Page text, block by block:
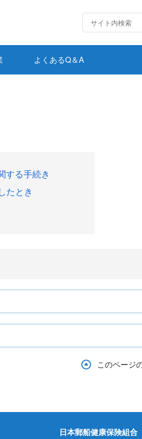
よくあるQ＆A
する手続き
たとき
このページ
日本郵船健康保険組合